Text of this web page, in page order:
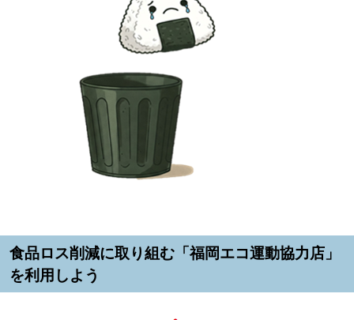
食品ロス削減に取り組む「福岡エコ運動協力店」
を利用しよう